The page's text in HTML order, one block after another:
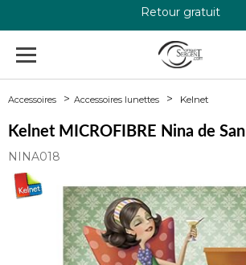
+33 4 79 24 76 84
Accessoires Accessoires lunettes Kelnet
Kelnet MICROFIBRE Nina de San
NINA018